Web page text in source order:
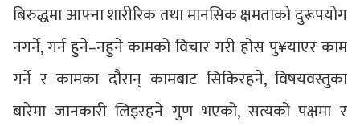
बिरुद्धमा आफ्ना शारीरिक तथा मानसिक क्षमताको दुरूपयोग
नगर्ने, गर्न हुने–नहुने कामको विचार गरी होस पु¥याएर काम
गर्ने र कामका दौरान् कामबाट सिकिरहने, विषयवस्तुका
बारेमा जानकारी लिइरहने गुण भएको, सत्यको पक्षमा र